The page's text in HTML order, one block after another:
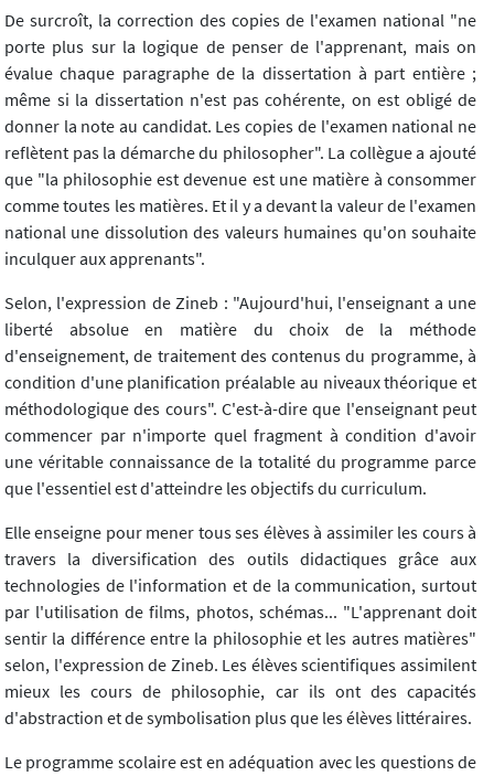
De surcroît, la correction des copies de l'examen national "ne
porte plus sur la logique de penser de l'apprenant, mais on
évalue chaque paragraphe de la dissertation à part entière ;
même si la dissertation n'est pas cohérente, on est obligé de
donner la note au candidat. Les copies de l'examen national ne
reflètent pas la démarche du philosopher". La collègue a ajouté
que "la philosophie est devenue est une matière à consommer
comme toutes les matières. Et il y a devant la valeur de l'examen
national une dissolution des valeurs humaines qu'on souhaite
inculquer aux apprenants".
Selon, l'expression de Zineb : "Aujourd'hui, l'enseignant a une
liberté absolue en matière du choix de la méthode
d'enseignement, de traitement des contenus du programme, à
condition d'une planification préalable au niveaux théorique et
méthodologique des cours". C'est-à-dire que l'enseignant peut
commencer par n'importe quel fragment à condition d'avoir
une véritable connaissance de la totalité du programme parce
que l'essentiel est d'atteindre les objectifs du curriculum.
Elle enseigne pour mener tous ses élèves à assimiler les cours à
travers la diversification des outils didactiques grâce aux
technologies de l'information et de la communication, surtout
par l'utilisation de films, photos, schémas... "L'apprenant doit
sentir la différence entre la philosophie et les autres matières"
selon, l'expression de Zineb. Les élèves scientifiques assimilent
mieux les cours de philosophie, car ils ont des capacités
d'abstraction et de symbolisation plus que les élèves littéraires.
Le programme scolaire est en adéquation avec les questions de